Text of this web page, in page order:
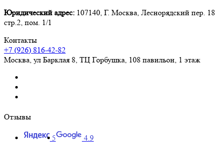
Почему выбирают нас
Гарантия 1 год
Доставка по России
Все способы оплаты
Юридический адрес: 107140, Г. Москва, Леснорядский пер. 18
стр.2, пом. 1/1
Контакты
+7 (926) 816-42-82
Москва, ул Барклая 8, ТЦ Горбушка, 108 павильон, 1 этаж
Отзывы
5
4.9